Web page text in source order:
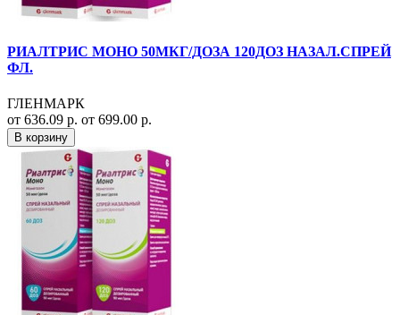
РИАЛТРИС МОНО 50МКГ/ДОЗА 120ДОЗ НАЗАЛ.СПРЕЙ
ФЛ.
ГЛЕНМАРК
от 636.09 р. от 699.00 р.
В корзину